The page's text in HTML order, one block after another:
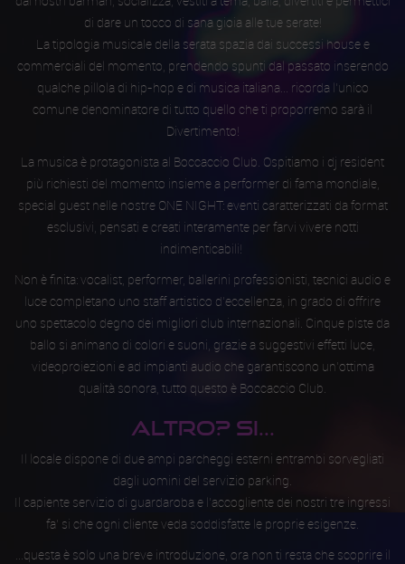
di dare un tocco di sana gioia alle tue serate!
La tipologia musicale della serata spazia dai successi house e
commerciali del momento, prendendo spunti dal passato inserendo
qualche pillola di hip-hop e di musica italiana... ricorda l'unico
comune denominatore di tutto quello che ti proporremo sarà il
Divertimento!
La musica è protagonista al Boccaccio Club. Ospitiamo i dj resident
più richiesti del momento insieme a performer di fama mondiale,
special guest nelle nostre ONE NIGHT: eventi caratterizzati da format
esclusivi, pensati e creati interamente per farvi vivere notti
indimenticabili!
Non è finita: vocalist, performer, ballerini professionisti, tecnici audio e
luce completano uno staff artistico d'eccellenza, in grado di offrire
uno spettacolo degno dei migliori club internazionali. Cinque piste da
ballo si animano di colori e suoni, grazie a suggestivi effetti luce,
videoproiezioni e ad impianti audio che garantiscono un'ottima
qualità sonora, tutto questo è Boccaccio Club.
ALTRO? SI...
Il locale dispone di due ampi parcheggi esterni entrambi sorvegliati
dagli uomini del servizio parking.
Il capiente servizio di guardaroba e l'accogliente dei nostri tre ingressi
fa’ si che ogni cliente veda soddisfatte le proprie esigenze.
...questa è solo una breve introduzione, ora non ti resta che scoprire il